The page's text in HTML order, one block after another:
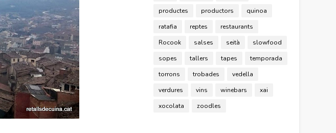
productes
productors
quinoa
ratafia
reptes
restaurants
Rocook
salses seità
slowfood
sopes
tallers tapes
temporada
torrons
trobades
vedella
verdures
vins winebars
xai
xocolata
zoodles